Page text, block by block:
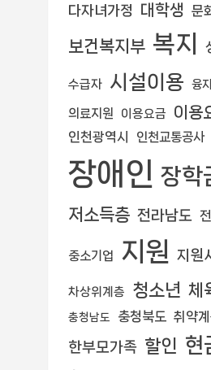
다자녀가정 대학생 문
보건복지부 복지
수급자 시설이용 융
의료지원 이용요금 이용
인천광역시 인천교통공사
장애인 장학
저소득층 전라남도
중소기업 지원 지원
차상위계층 청소년 체
충청남도 충청북도 취약
한부모가족 할인 현